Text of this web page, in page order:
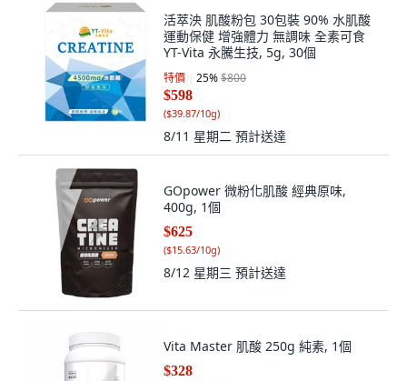
活萃泱 肌酸粉包 30包裝 90% 水肌酸
運動保健 增強體力 無調味 全素可食
YT-Vita 永騰生技, 5g, 30個
特價 25%$800
$598
($39.87/10g)
8/11 星期二 預計送達
GOpower 微粉化肌酸 經典原味,
400g, 1個
$625
($15.63/10g)
8/12 星期三 預計送達
Vita Master 肌酸 250g 純素, 1個
$328